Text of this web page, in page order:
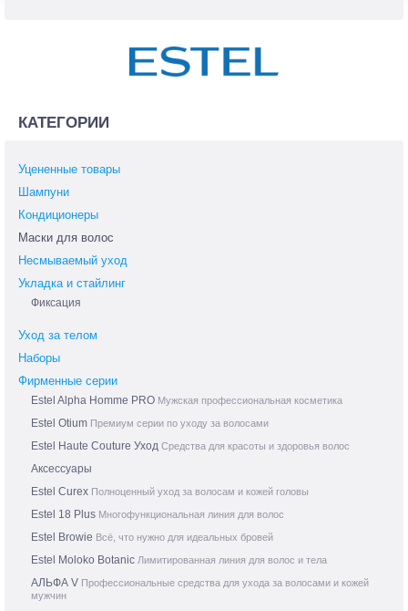
КАТЕГОРИИ
Уцененные товары
Шампуни
Кондиционеры
Маски для волос
Несмываемый уход
Укладка и стайлинг
Фиксация
Уход за телом
Наборы
Фирменные серии
Estel Alpha Homme PRO Мужская профессиональная косметика
Estel Otium Премиум серии по уходу за волосами
Estel Haute Couture Уход Средства для красоты и здоровья волос
Аксессуары
Estel Curex Полноценный уход за волосам и кожей головы
Estel 18 Plus Многофункциональная линия для волос
Estel Browie Всё, что нужно для идеальных бровей
Estel Moloko Botanic Лимитированная линия для волос и тела
АЛЬФА V Профессиональные средства для ухода за волосами и кожей
мужчин